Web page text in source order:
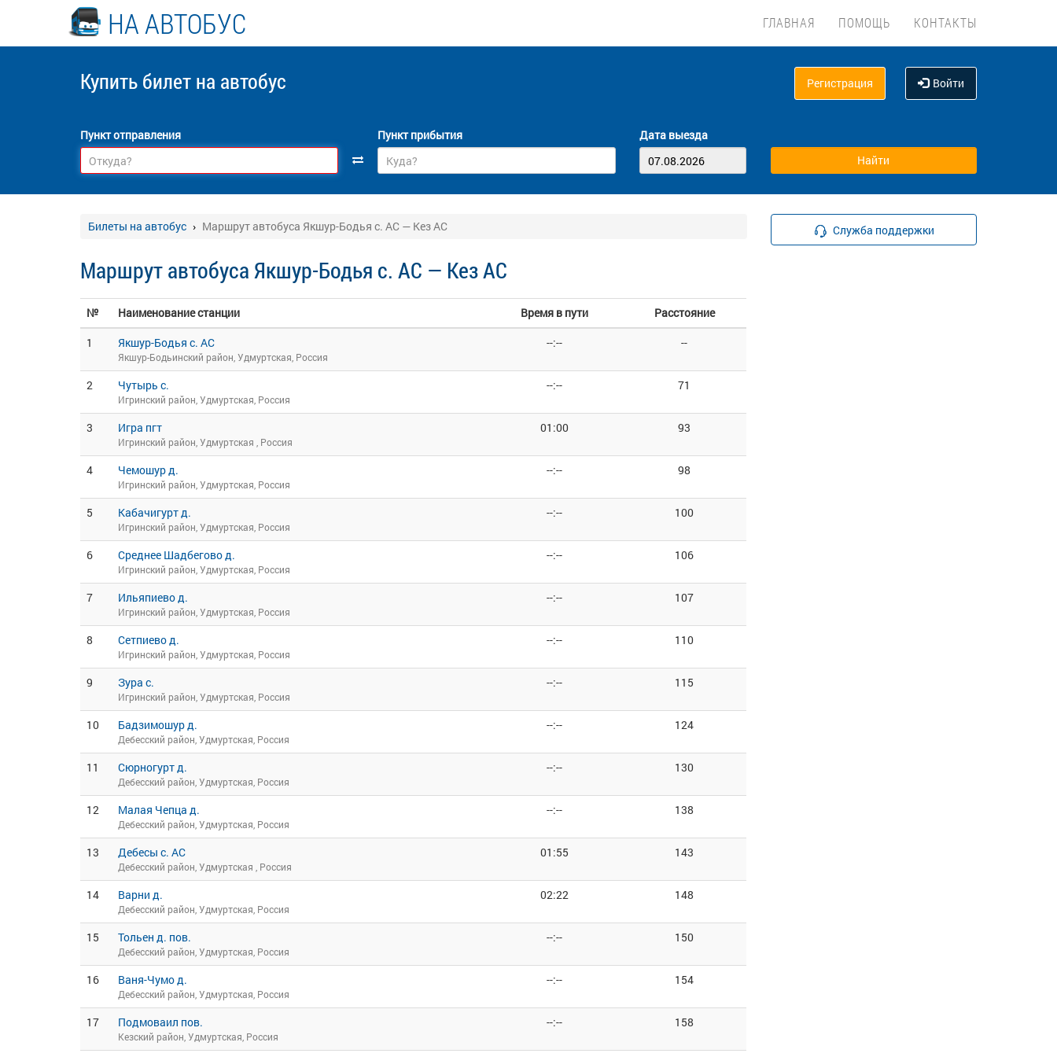
НА АВТОБУС ГЛАВНАЯ ПОМОЩЬ КОНТАКТЫ
Купить билет на автобус Регистрация Войти
Пункт отправления Пункт прибытия Дата выезда
Билеты на автобус Маршрут автобуса Якшур-Бодья с. АС — Кез АС
Маршрут автобуса Якшур-Бодья с. АС — Кез АС
№ Наименование станции Время в пути
Расстояние
1
Якшур-Бодья с. АС
Якшур-Бодьинский район, Удмуртская, Россия
--:-- --
2 Чутырь с.
Игринский район, Удмуртская, Россия
--:-- 71
3 Игра пгт
Игринский район, Удмуртская , Россия
01:00 93
4 Чемошур д.
Игринский район, Удмуртская, Россия
--:-- 98
5 Кабачигурт д.
Игринский район, Удмуртская, Россия
--:-- 100
6 Среднее Шадбегово д.
Игринский район, Удмуртская, Россия
--:-- 106
7 Ильяпиево д.
Игринский район, Удмуртская, Россия
--:-- 107
8 Сетпиево д.
Игринский район, Удмуртская, Россия
--:-- 110
9 Зура с.
Игринский район, Удмуртская, Россия
--:-- 115
10 Бадзимошур д.
Дебесский район, Удмуртская, Россия
--:-- 124
11 Сюрногурт д.
Дебесский район, Удмуртская, Россия
--:-- 130
12 Малая Чепца д.
Дебесский район, Удмуртская, Россия
--:-- 138
13 Дебесы с. АС
Дебесский район, Удмуртская , Россия
01:55 143
14 Варни д.
Дебесский район, Удмуртская, Россия
02:22 148
15 Тольен д. пов.
Дебесский район, Удмуртская, Россия
--:-- 150
16 Ваня-Чумо д.
Дебесский район, Удмуртская, Россия
--:-- 154
17 Подмоваил пов.
Кезский район, Удмуртская, Россия
--:-- 158
Служба поддержки